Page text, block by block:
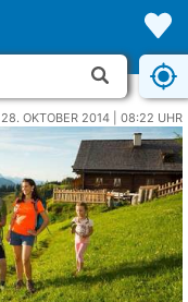
28. OKTOBER 2014 | 08:22 UHR